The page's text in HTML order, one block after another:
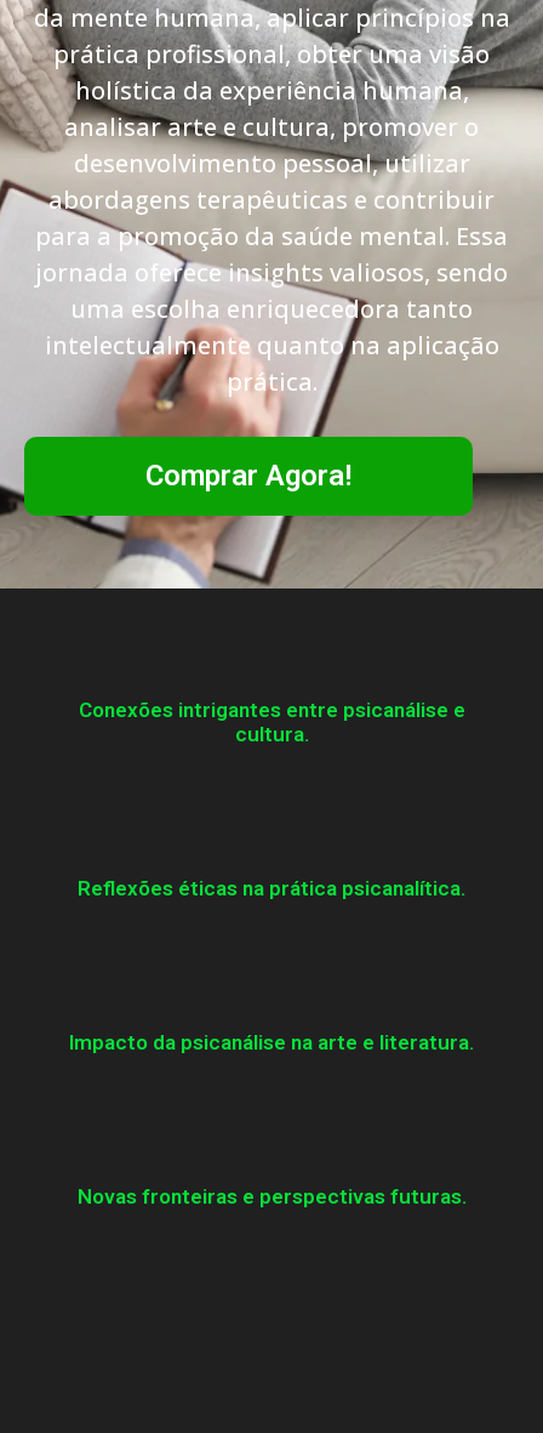
da mente humana, aplicar princípios na
prática profissional, obter uma visão
holística da experiência humana,
analisar arte e cultura, promover o
desenvolvimento pessoal, utilizar
abordagens terapêuticas e contribuir
para a promoção da saúde mental. Essa
jornada oferece insights valiosos, sendo
uma escolha enriquecedora tanto
intelectualmente quanto na aplicação
prática.
Comprar Agora!
Conexões intrigantes entre psicanálise e
cultura.​
Reflexões éticas na prática psicanalítica.
Impacto da psicanálise na arte e literatura.​
Novas fronteiras e perspectivas futuras.